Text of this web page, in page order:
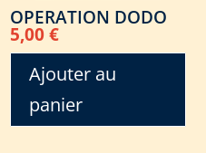
OPERATION DODO
5,00€
Ajouter au
panier